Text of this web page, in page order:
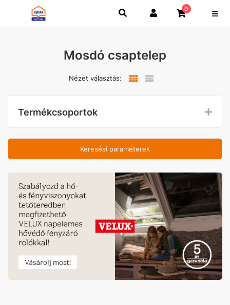
0
Mosdó csaptelep
Nézet választás:
Termékcsoportok
Keresési paraméterek